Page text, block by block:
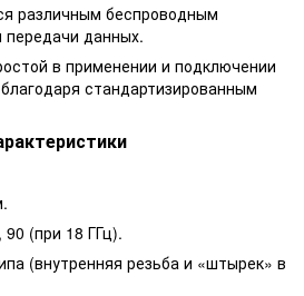
различным беспроводным
передачи данных.
в применении и подключении
стандартизированным
(при 18 ГГц).
(внутренняя резьба и «штырек» в